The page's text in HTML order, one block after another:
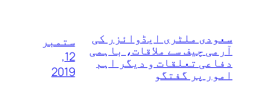
سعودی ملٹری ایڈوائزر کی
آرمی چیف سے ملاقات، باہمی
دفاعی تعلقات و دیگر اہم
امور پر گفتگو
ستمبر
12,
2019